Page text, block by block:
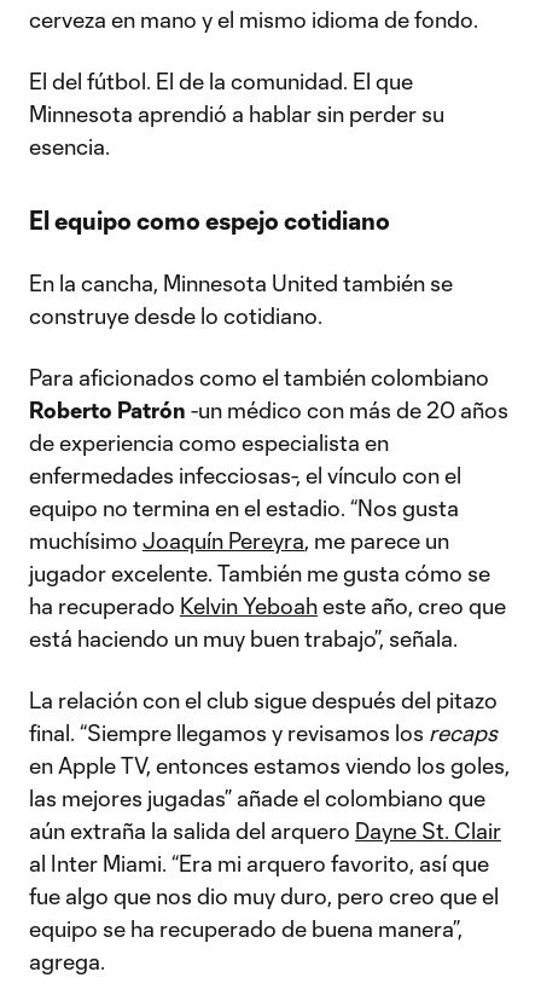
cerveza en mano y el mismo idioma de fondo.
El del fútbol. El de la comunidad. El que
Minnesota aprendió a hablar sin perder su
esencia.
El equipo como espejo cotidiano
En la cancha, Minnesota United también se
construye desde lo cotidiano.
Para aficionados como el también colombiano
Roberto Patrón -un médico con más de 20 años
de experiencia como especialista en
enfermedades infecciosas-, el vínculo con el
equipo no termina en el estadio. “Nos gusta
muchísimo Joaquín Pereyra, me parece un
jugador excelente. También me gusta cómo se
ha recuperado Kelvin Yeboaheste año, creo que
está haciendo un muy buen trabajo”, señala.
La relación con el club sigue después del pitazo
final. “Siempre llegamos y revisamos los recaps
en Apple TV, entonces estamos viendo los goles,
las mejores jugadas” añade el colombiano que
aún extraña la salida del arquero Dayne St. Clair
al Inter Miami. “Era mi arquero favorito, así que
fue algo que nos dio muy duro, pero creo que el
equipo se ha recuperado de buena manera”,
agrega.